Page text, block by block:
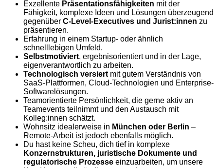
Exzellente Präsentationsfähigkeiten mit der
Fähigkeit, komplexe Ideen und Lösungen überzeugend
gegenüber C-Level-Executives und Jurist:innen zu
präsentieren.
Erfahrung in einem Startup- oder ähnlich
schnelllebigen Umfeld.
Selbstmotiviert, ergebnisorientiert und in der Lage,
eigenverantwortlich zu arbeiten.
Technologisch versiert mit gutem Verständnis von
SaaS-Plattformen, Cloud-Technologien und Enterprise-
Softwarelösungen.
Teamorientierte Persönlichkeit, die gerne aktiv an
Teamevents teilnimmt und den Austausch mit
Kolleg:innen schätzt.
Wohnsitz idealerweise in München oder Berlin –
Remote-Arbeit ist jedoch ebenfalls möglich.
Du hast keine Scheu, dich tief in komplexe
Konzernstrukturen, juristische Dokumente und
regulatorische Prozesse einzuarbeiten, um unsere